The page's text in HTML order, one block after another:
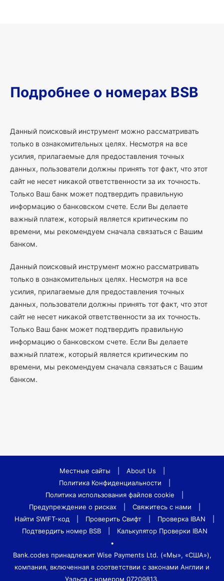
Подробнее о номерах BSB
Данный поисковый инструмент можно рассматривать
только в ознакомительных целях. Несмотря на все
усилия, прилагаемые для предоставления точных
данных, пользователи должны принять тот факт, что этот
сайт не несет никакой ответственности за их точность.
Только Ваш банк может подтвердить правильную
информацию о банковском счете. Если Вы делаете
важный платеж, который является критическим по
времени, мы рекомендуем сначала связаться с Вашим
банком.
Данный поисковый инструмент можно рассматривать
только в ознакомительных целях. Несмотря на все
усилия, прилагаемые для предоставления точных
данных, пользователи должны принять тот факт, что этот
сайт не несет никакой ответственности за их точность.
Только Ваш банк может подтвердить правильную
информацию о банковском счете. Если Вы делаете
важный платеж, который является критическим по
времени, мы рекомендуем сначала связаться с Вашим
банком.
Местные сайты About Us
Политика Конфиденциальности
Политика использования файлов cookie
Предупреждение о рисках
Свяжитесь с нами
Найти SWIFT-код
Проверить Свифт Проверка IBAN
Подтвердить номер BSB
Калькулятор Проверки IBAN
•
Bank.codes принадлежит Wise Payments Ltd. («Мы», «США»),
компания, включенная в соответствии с законами Англии и
Уэльса с номером 07209813.